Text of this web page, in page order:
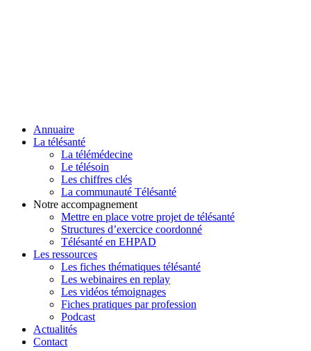
Annuaire
La télésanté
La télémédecine
Le télésoin
Les chiffres clés
La communauté Télésanté
Notre accompagnement
Mettre en place votre projet de télésanté
Structures d’exercice coordonné
Télésanté en EHPAD
Les ressources
Les fiches thématiques télésanté
Les webinaires en replay
Les vidéos témoignages
Fiches pratiques par profession
Podcast
Actualités
Contact